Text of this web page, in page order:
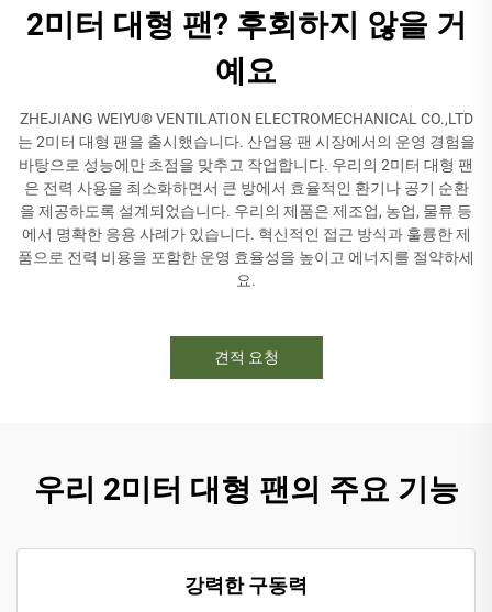
2미터 대형 팬? 후회하지 않을 거
예요
ZHEJIANG WEIYU® VENTILATION ELECTROMECHANICAL CO.,LTD
는 2미터 대형 팬을 출시했습니다. 산업용 팬 시장에서의 운영 경험을
바탕으로 성능에만 초점을 맞추고 작업합니다. 우리의 2미터 대형 팬
은 전력 사용을 최소화하면서 큰 방에서 효율적인 환기나 공기 순환
을 제공하도록 설계되었습니다. 우리의 제품은 제조업, 농업, 물류 등
에서 명확한 응용 사례가 있습니다. 혁신적인 접근 방식과 훌륭한 제
품으로 전력 비용을 포함한 운영 효율성을 높이고 에너지를 절약하세
요.
견적 요청
우리 2미터 대형 팬의 주요 기능
강력한 구동력